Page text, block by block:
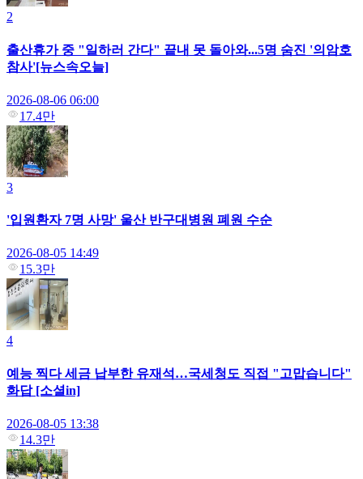
2
출산휴가 중 "일하러 간다" 끝내 못 돌아와...5명 숨진 '의암호
참사'[뉴스속오늘]
2026-08-06 06:00
17.4만
3
'입원환자 7명 사망' 울산 반구대병원 폐원 수순
2026-08-05 14:49
15.3만
4
예능 찍다 세금 납부한 유재석…국세청도 직접 "고맙습니다"
화답 [소셜in]
2026-08-05 13:38
14.3만